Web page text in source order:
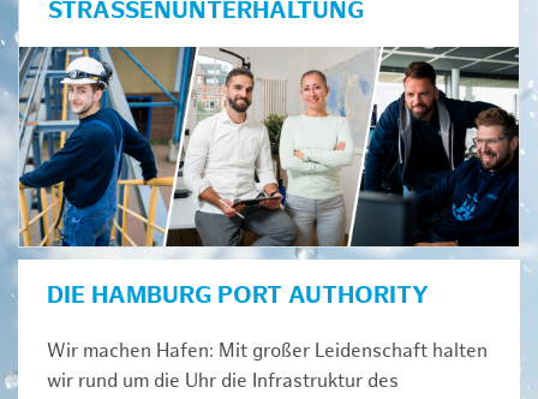
STRASSENUNTERHALTUNG
DIE HAMBURG PORT AUTHORITY
Wir machen Hafen: Mit großer Leidenschaft halten
wir rund um die Uhr die Infrastruktur des